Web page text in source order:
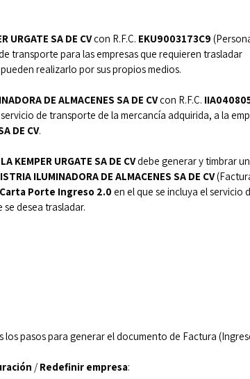
URGATE SA DE CV con R.F.C. EKU9003173C9
transporte para las empresas que requieren trasladar
realizarlo por sus propios medios.
DE ALMACENES SA DE CV con R.F.C.
de transporte de la mercancía adquirida, a la
DE CV.
KEMPER URGATE SA DE CV debe generar y timbrar un
ILUMINADORA DE ALMACENES SA DE CV
Porte Ingreso 2.0 en el que se incluya el servicio
desea trasladar.
pasos para generar el documento de Factura
/ Redefinir empresa: